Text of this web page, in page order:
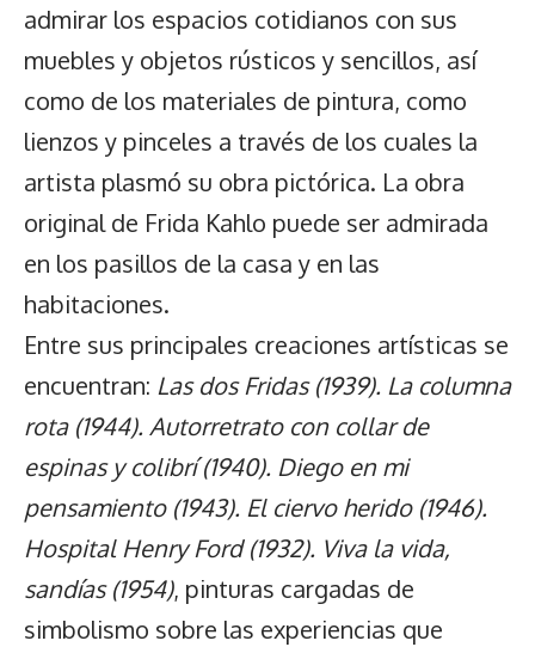
admirar los espacios cotidianos con sus
muebles y objetos rústicos y sencillos, así
como de los materiales de pintura, como
lienzos y pinceles a través de los cuales la
artista plasmó su obra pictórica. La obra
original de Frida Kahlo puede ser admirada
en los pasillos de la casa y en las
habitaciones.
Entre sus principales creaciones artísticas se
encuentran: Las dos Fridas (1939). La columna
rota (1944). Autorretrato con collar de
espinas y colibrí (1940). Diego en mi
pensamiento (1943). El ciervo herido (1946).
Hospital Henry Ford (1932). Viva la vida,
sandías (1954), pinturas cargadas de
simbolismo sobre las experiencias que